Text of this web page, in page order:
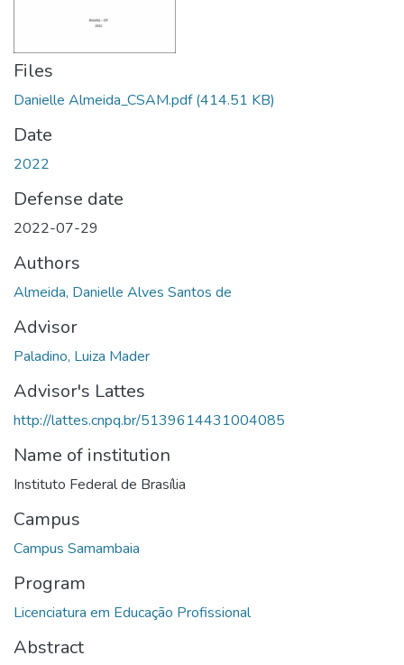
Files
Danielle Almeida_CSAM.pdf(414.51 KB)
Date
2022
Defense date
2022-07-29
Authors
Almeida, Danielle Alves Santos de
Advisor
Paladino, Luiza Mader
Advisor's Lattes
http://lattes.cnpq.br/5139614431004085
Name of institution
Instituto Federal de Brasília
Campus
Campus Samambaia
Program
Licenciatura em Educação Profissional
Abstract